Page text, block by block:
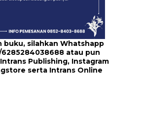
buku, silahkan Whatshapp
6285284038688 atau pun
Publishing, Instagram
serta Intrans Online